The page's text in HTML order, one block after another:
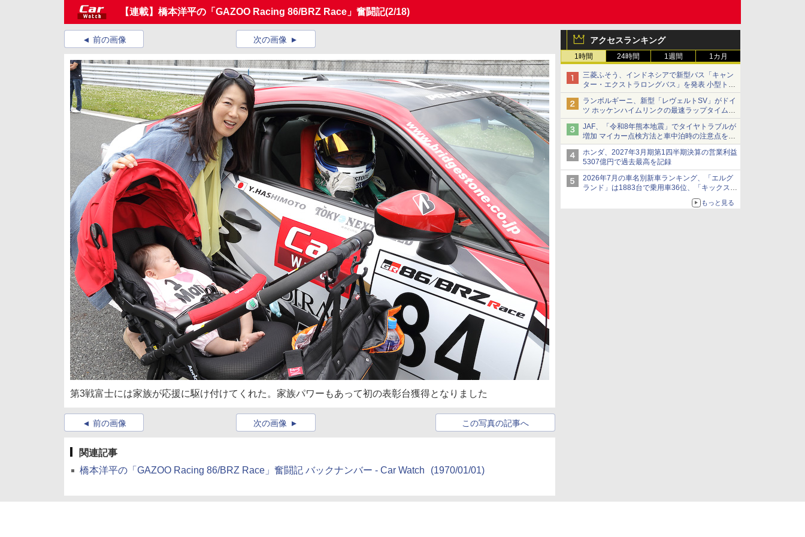
【連載】橋本洋平の「GAZOO Racing 86/BRZ Race」奮闘記(2/18)
アクセスランキング
1時間 24時間 1週間 1カ月
三菱ふそう、インドネシアで新型バス「キャン
ター・エクストラロングバス」を発表 小型トラ
ックベースの観光・旅客輸送向けバス
ランボルギーニ、新型「レヴェルトSV」がドイ
ツ ホッケンハイムリンクの最速ラップタイムを
記録
JAF、「令和8年熊本地震」でタイヤトラブルが
増加 マイカー点検方法と車中泊時の注意点を呼
びかけ
ホンダ、2027年3月期第1四半期決算の営業利益
5307億円で過去最高を記録
2026年7月の車名別新車ランキング、「エルグ
ランド」は1883台で乗用車36位、「キックス」
もっと見る
前の画像 次の画像
第3戦富士には家族が応援に駆け付けてくれた。家族パワーもあって初の表彰台獲得となりました
前の画像 この写真の記事へ
次の画像
関連記事
橋本洋平の「GAZOO Racing 86/BRZ Race」奮闘記 バックナンバー - Car Watch
(1970/01/01)